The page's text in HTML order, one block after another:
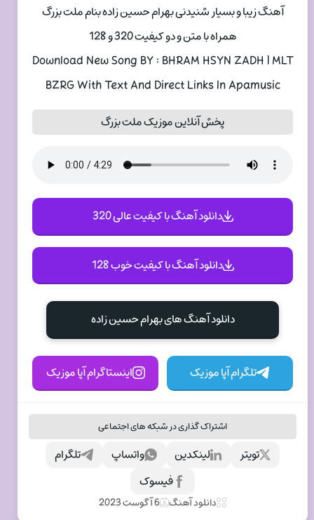
آهنگ زیبا و بسیار شنیدنی بهرام حسین زاده بنام ملت بزرگ
همراه با متن و دو کیفیت 320 و 128
Download New Song BY : BHRAM HSYN ZADH | MLT
BZRG With Text And Direct Links In Apamusic
پخش آنلاین موزیک ملت بزرگ
دانلود آهنگ با کیفیت عالی 320
دانلود آهنگ با کیفیت خوب 128
دانلود آهنگ های بهرام حسین زاده
تلگرام آپا موزیک اینستاگرام آپا موزیک
اشتراک گذاری در شبکه های اجتماعی
تلگرام واتساپ لینکدین
تویتر
فیسوک
دانلود آهنگ 6 آگوست 2023